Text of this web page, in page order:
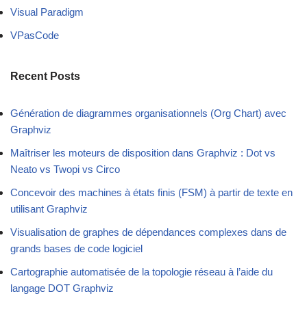
Visual Paradigm
VPasCode
Recent Posts
Génération de diagrammes organisationnels (Org Chart) avec
Graphviz
Maîtriser les moteurs de disposition dans Graphviz : Dot vs
Neato vs Twopi vs Circo
Concevoir des machines à états finis (FSM) à partir de texte en
utilisant Graphviz
Visualisation de graphes de dépendances complexes dans de
grands bases de code logiciel
Cartographie automatisée de la topologie réseau à l’aide du
langage DOT Graphviz